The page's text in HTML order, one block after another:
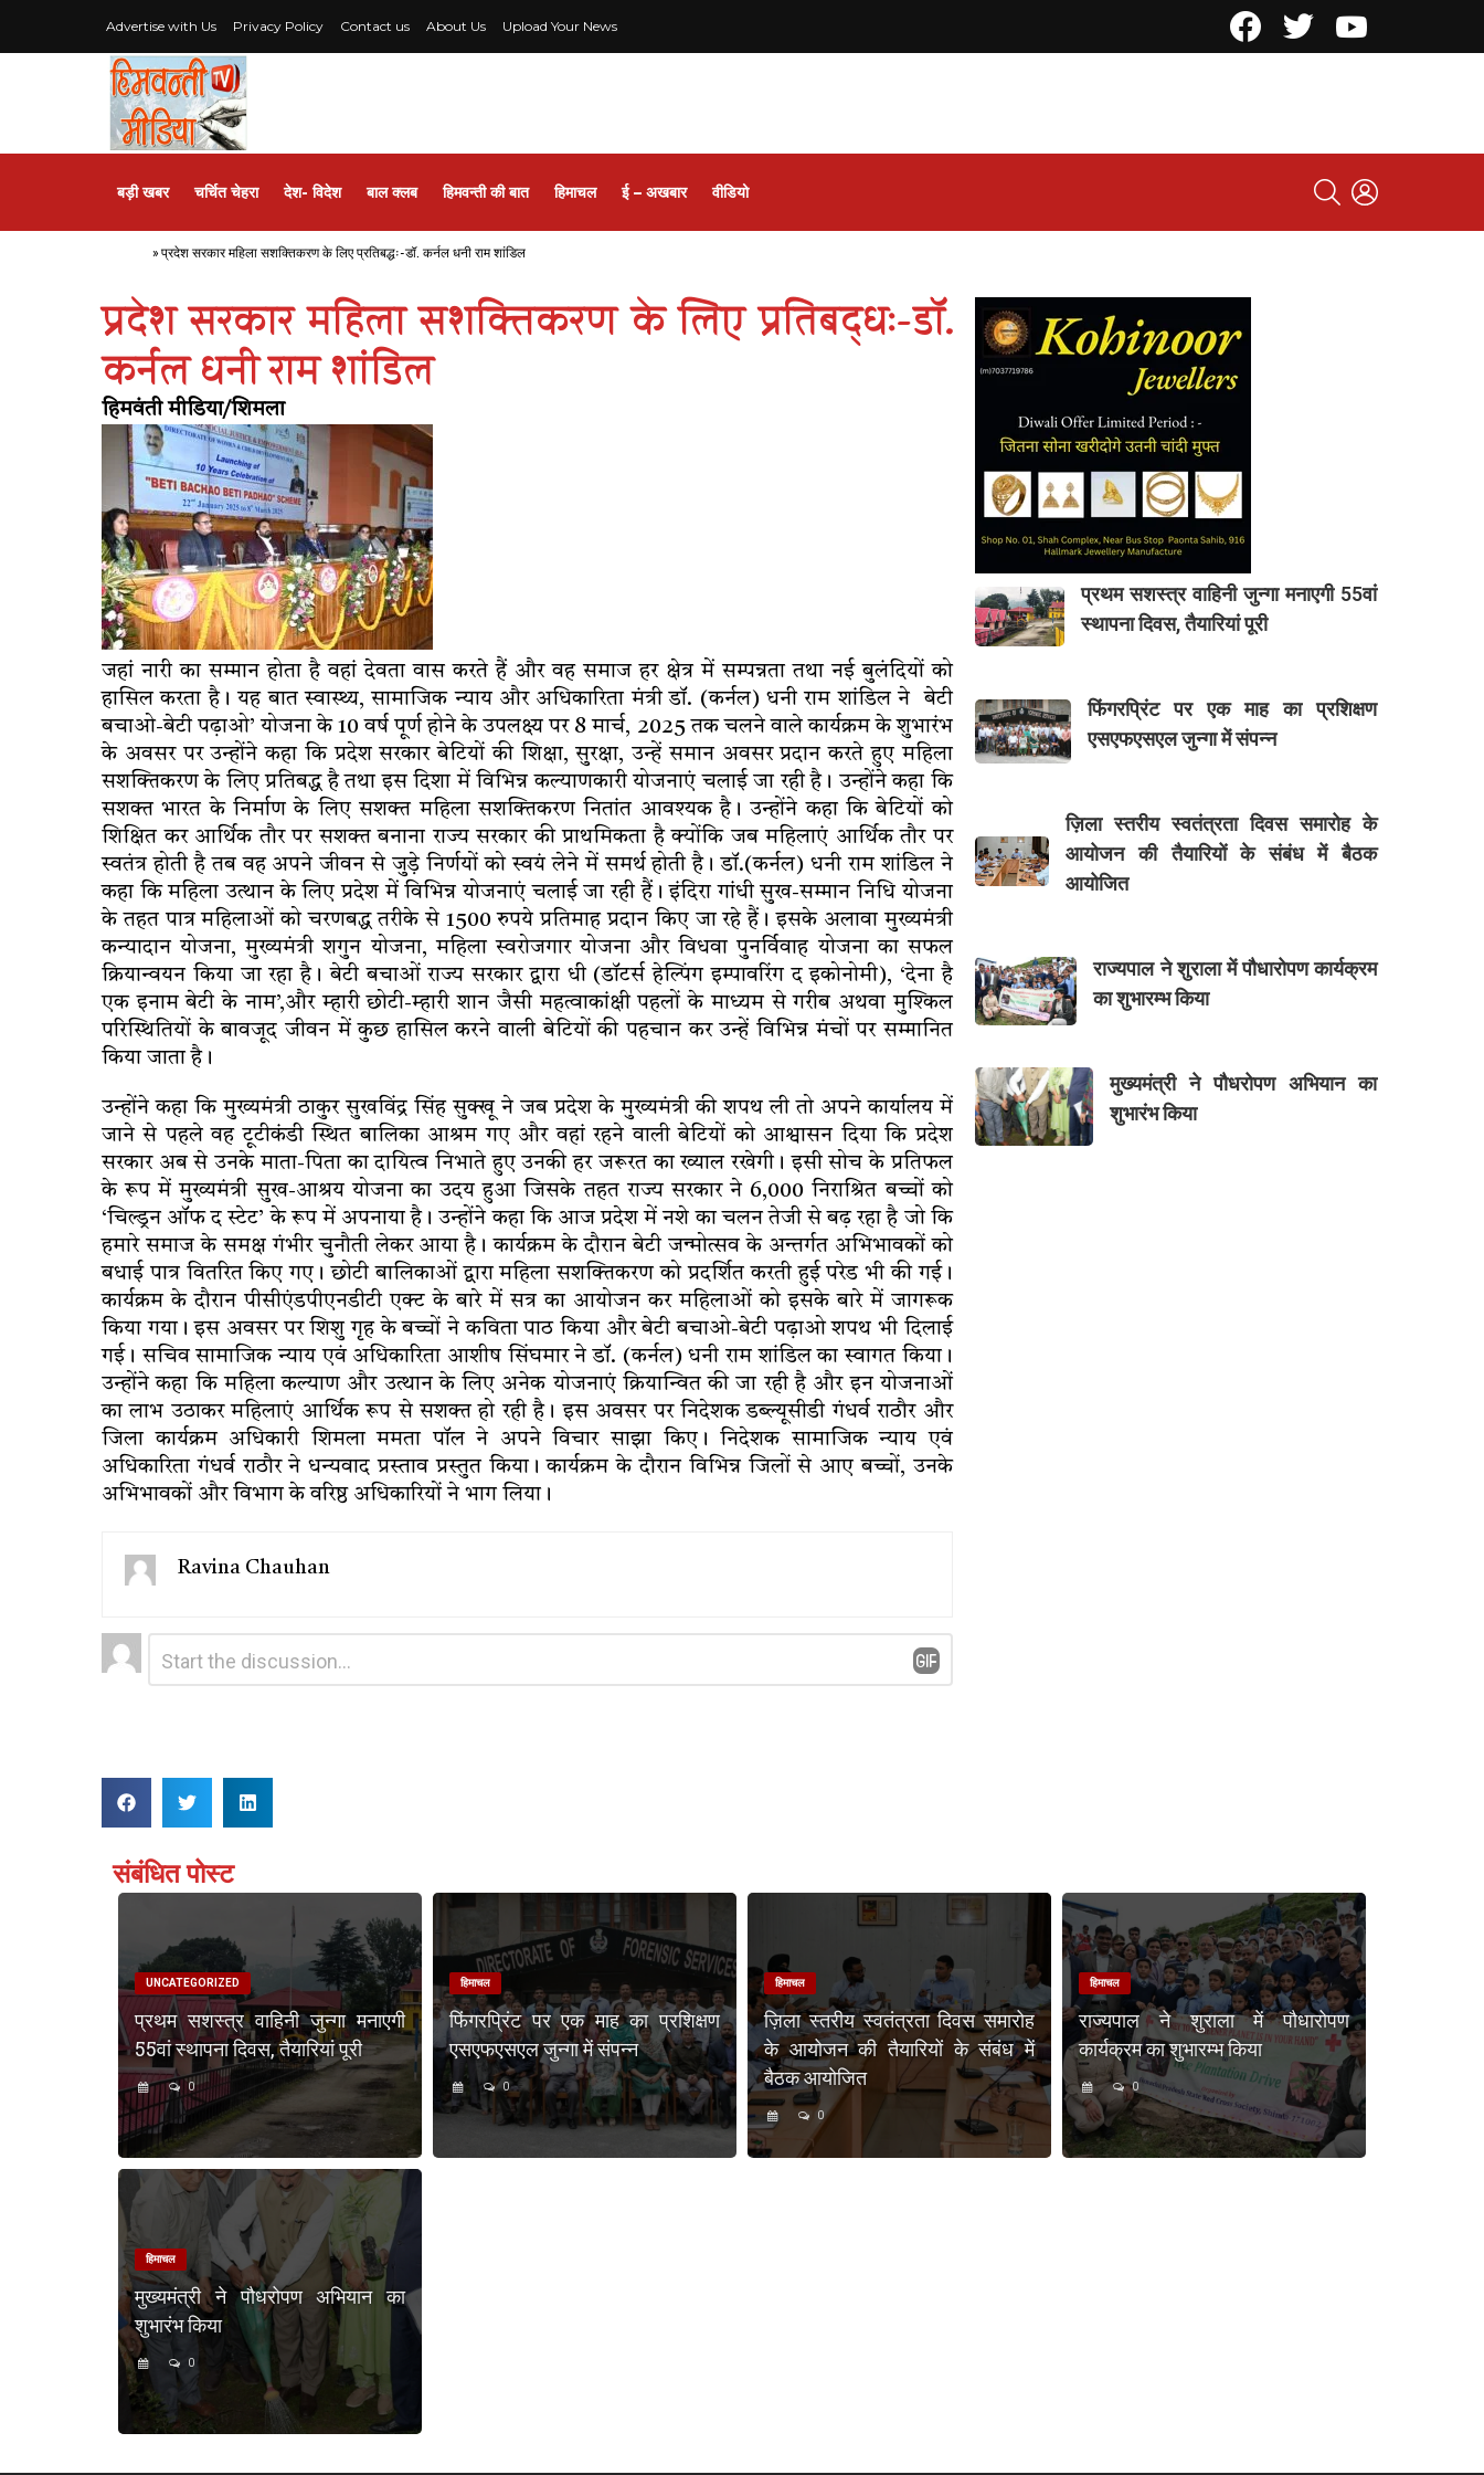
Advertise with Us Privacy Policy Contact us About Us Upload Your News
बड़ी खबर चर्चित चेहरा देश- विदेश बाल क्लब हिमवन्ती की बात हिमाचल ई – अखबार वीडियो
SEARCH
» प्रदेश सरकार महिला सशक्तिकरण के लिए प्रतिबद्धः-डॉ. कर्नल धनी राम शांडिल
प्रदेश सरकार महिला सशक्तिकरण के लिए प्रतिबद्धः-डॉ.
कर्नल धनी राम शांडिल
हिमवंती मीडिया/शिमला
जहां नारी का सम्मान होता है वहां देवता वास करते हैं और वह समाज हर क्षेत्र में सम्पन्नता तथा नई बुलंदियों को
हासिल करता है। यह बात स्वास्थ्य, सामाजिक न्याय और अधिकारिता मंत्री डॉ. (कर्नल) धनी राम शांडिल ने बेटी
बचाओ-बेटी पढ़ाओ’ योजना के 10 वर्ष पूर्ण होने के उपलक्ष्य पर 8 मार्च, 2025 तक चलने वाले कार्यक्रम के शुभारंभ
के अवसर पर उन्होंने कहा कि प्रदेश सरकार बेटियों की शिक्षा, सुरक्षा, उन्हें समान अवसर प्रदान करते हुए महिला
सशक्तिकरण के लिए प्रतिबद्ध है तथा इस दिशा में विभिन्न कल्याणकारी योजनाएं चलाई जा रही है। उन्होंने कहा कि
सशक्त भारत के निर्माण के लिए सशक्त महिला सशक्तिकरण नितांत आवश्यक है। उन्होंने कहा कि बेटियों को
शिक्षित कर आर्थिक तौर पर सशक्त बनाना राज्य सरकार की प्राथमिकता है क्योंकि जब महिलाएं आर्थिक तौर पर
स्वतंत्र होती है तब वह अपने जीवन से जुड़े निर्णयों को स्वयं लेने में समर्थ होती है। डॉ.(कर्नल) धनी राम शांडिल ने
कहा कि महिला उत्थान के लिए प्रदेश में विभिन्न योजनाएं चलाई जा रही हैं। इंदिरा गांधी सुख-सम्मान निधि योजना
के तहत पात्र महिलाओं को चरणबद्ध तरीके से 1500 रुपये प्रतिमाह प्रदान किए जा रहे हैं। इसके अलावा मुख्यमंत्री
कन्यादान योजना, मुख्यमंत्री शगुन योजना, महिला स्वरोजगार योजना और विधवा पुनर्विवाह योजना का सफल
क्रियान्वयन किया जा रहा है। बेटी बचाओं राज्य सरकार द्वारा धी (डॉटर्स हेल्पिंग इम्पावरिंग द इकोनोमी), ‘देना है
एक इनाम बेटी के नाम’,और म्हारी छोटी-म्हारी शान जैसी महत्वाकांक्षी पहलों के माध्यम से गरीब अथवा मुश्किल
परिस्थितियों के बावजूद जीवन में कुछ हासिल करने वाली बेटियों की पहचान कर उन्हें विभिन्न मंचों पर सम्मानित
किया जाता है।
उन्होंने कहा कि मुख्यमंत्री ठाकुर सुखविंद्र सिंह सुक्खू ने जब प्रदेश के मुख्यमंत्री की शपथ ली तो अपने कार्यालय में
जाने से पहले वह टूटीकंडी स्थित बालिका आश्रम गए और वहां रहने वाली बेटियों को आश्वासन दिया कि प्रदेश
सरकार अब से उनके माता-पिता का दायित्व निभाते हुए उनकी हर जरूरत का ख्याल रखेगी। इसी सोच के प्रतिफल
के रूप में मुख्यमंत्री सुख-आश्रय योजना का उदय हुआ जिसके तहत राज्य सरकार ने 6,000 निराश्रित बच्चों को
‘चिल्ड्रन ऑफ द स्टेट’ के रूप में अपनाया है। उन्होंने कहा कि आज प्रदेश में नशे का चलन तेजी से बढ़ रहा है जो कि
हमारे समाज के समक्ष गंभीर चुनौती लेकर आया है। कार्यक्रम के दौरान बेटी जन्मोत्सव के अन्तर्गत अभिभावकों को
बधाई पात्र वितरित किए गए। छोटी बालिकाओं द्वारा महिला सशक्तिकरण को प्रदर्शित करती हुई परेड भी की गई।
कार्यक्रम के दौरान पीसीएंडपीएनडीटी एक्ट के बारे में सत्र का आयोजन कर महिलाओं को इसके बारे में जागरूक
किया गया। इस अवसर पर शिशु गृह के बच्चों ने कविता पाठ किया और बेटी बचाओ-बेटी पढ़ाओ शपथ भी दिलाई
गई। सचिव सामाजिक न्याय एवं अधिकारिता आशीष सिंघमार ने डॉ. (कर्नल) धनी राम शांडिल का स्वागत किया।
उन्होंने कहा कि महिला कल्याण और उत्थान के लिए अनेक योजनाएं क्रियान्वित की जा रही है और इन योजनाओं
का लाभ उठाकर महिलाएं आर्थिक रूप से सशक्त हो रही है। इस अवसर पर निदेशक डब्ल्यूसीडी गंधर्व राठौर और
जिला कार्यक्रम अधिकारी शिमला ममता पॉल ने अपने विचार साझा किए। निदेशक सामाजिक न्याय एवं
अधिकारिता गंधर्व राठौर ने धन्यवाद प्रस्ताव प्रस्तुत किया। कार्यक्रम के दौरान विभिन्न जिलों से आए बच्चों, उनके
अभिभावकों और विभाग के वरिष्ठ अधिकारियों ने भाग लिया।
Ravina Chauhan
Leave
a
प्रथम सशस्त्र वाहिनी जुन्गा मनाएगी 55वां
स्थापना दिवस, तैयारियां पूरी
फिंगरप्रिंट पर एक माह का प्रशिक्षण
एसएफएसएल जुन्गा में संपन्न
ज़िला स्तरीय स्वतंत्रता दिवस समारोह के
आयोजन की तैयारियों के संबंध में बैठक
आयोजित
राज्यपाल ने शुराला में पौधारोपण कार्यक्रम
का शुभारम्भ किया
मुख्यमंत्री ने पौधरोपण अभियान का
शुभारंभ किया
संबंधित पोस्ट
UNCATEGORIZED
प्रथम सशस्त्र वाहिनी जुन्गा मनाएगी
55वां स्थापना दिवस, तैयारियां पूरी
0
हिमाचल
फिंगरप्रिंट पर एक माह का प्रशिक्षण
एसएफएसएल जुन्गा में संपन्न
0
हिमाचल
ज़िला स्तरीय स्वतंत्रता दिवस समारोह
के आयोजन की तैयारियों के संबंध में
बैठक आयोजित
0
हिमाचल
राज्यपाल ने शुराला में पौधारोपण
कार्यक्रम का शुभारम्भ किया
0
हिमाचल
मुख्यमंत्री ने पौधरोपण अभियान का
शुभारंभ किया
0